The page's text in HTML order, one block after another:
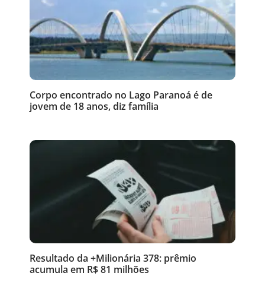
Corpo encontrado no Lago Paranoá é de
jovem de 18 anos, diz família
Resultado da +Milionária 378: prêmio
acumula em R$ 81 milhões